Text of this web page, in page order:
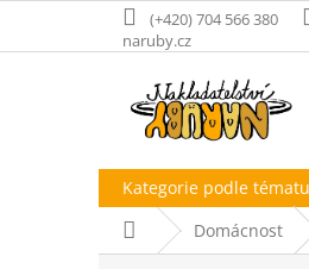
obsah
(+420) 704 566 380
naruby.cz
Kategorie podle tématu
Domů Domácnost